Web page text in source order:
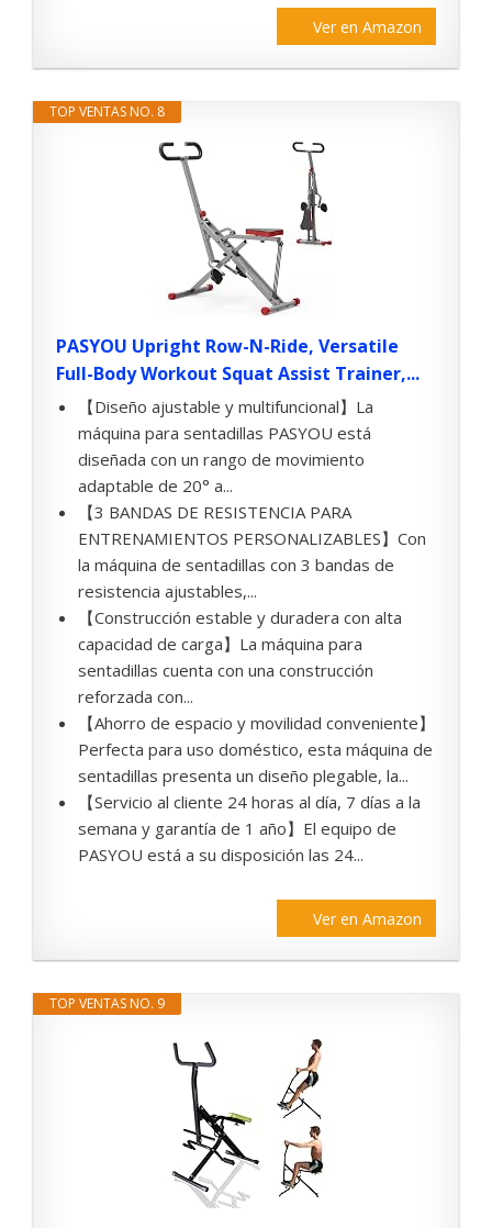
Ver en Amazon
TOP VENTAS NO. 8
PASYOU Upright Row-N-Ride, Versatile
Full-Body Workout Squat Assist Trainer,...
【Diseño ajustable y multifuncional】La
máquina para sentadillas PASYOU está
diseñada con un rango de movimiento
adaptable de 20° a...
【3 BANDAS DE RESISTENCIA PARA
ENTRENAMIENTOS PERSONALIZABLES】Con
la máquina de sentadillas con 3 bandas de
resistencia ajustables,...
【Construcción estable y duradera con alta
capacidad de carga】La máquina para
sentadillas cuenta con una construcción
reforzada con...
【Ahorro de espacio y movilidad conveniente】
Perfecta para uso doméstico, esta máquina de
sentadillas presenta un diseño plegable, la...
【Servicio al cliente 24 horas al día, 7 días a la
semana y garantía de 1 año】El equipo de
PASYOU está a su disposición las 24...
Ver en Amazon
TOP VENTAS NO. 9